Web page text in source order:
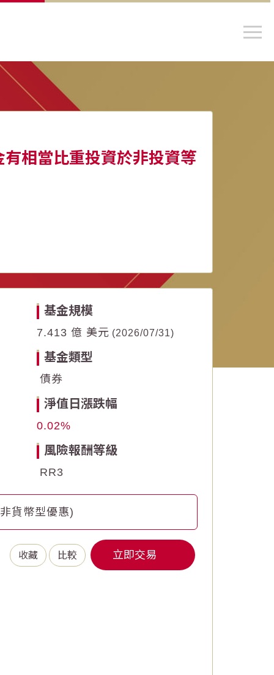
有相當比重投資於非投資等
基金規模
7.413 億 美元 2026/07/31
基金類型
債券
淨值日漲跌幅
0.02
風險報酬等級
RR3
貨幣型優惠)
收藏 比較 立即交易